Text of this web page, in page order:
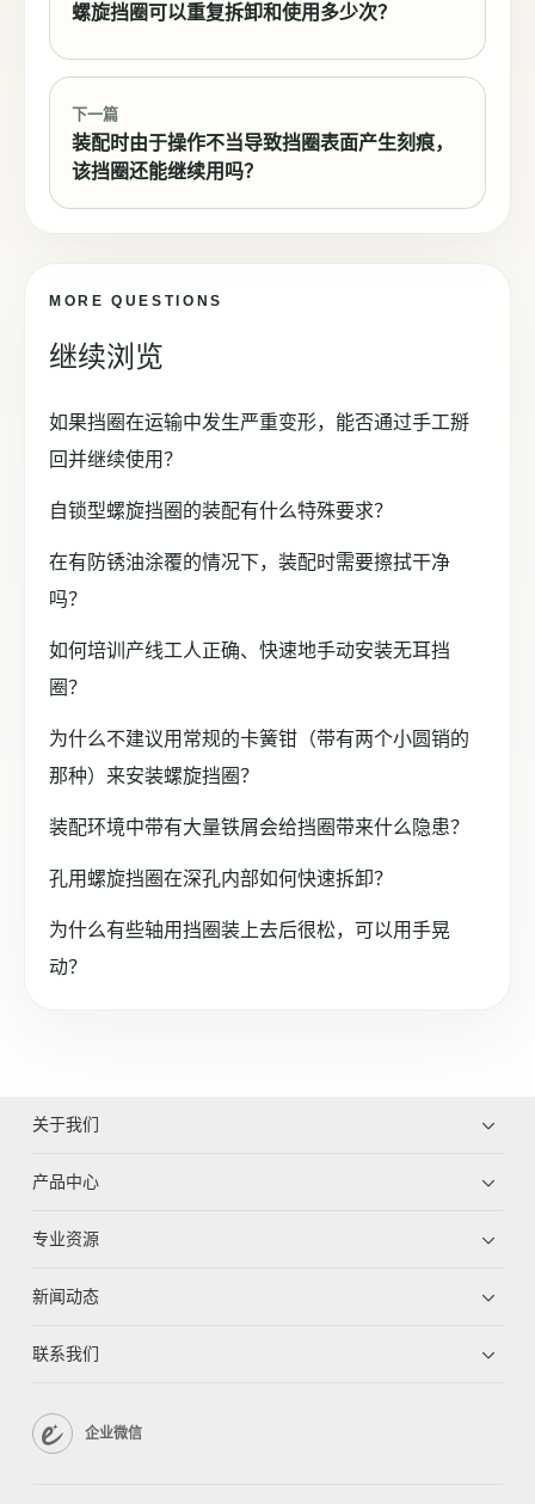
螺旋挡圈可以重复拆卸和使用多少次？
下一篇
装配时由于操作不当导致挡圈表面产生刻痕，
该挡圈还能继续用吗？
MORE QUESTIONS
继续浏览
如果挡圈在运输中发生严重变形，能否通过手工掰
回并继续使用？
自锁型螺旋挡圈的装配有什么特殊要求？
在有防锈油涂覆的情况下，装配时需要擦拭干净
吗？
如何培训产线工人正确、快速地手动安装无耳挡
圈？
为什么不建议用常规的卡簧钳（带有两个小圆销的
那种）来安装螺旋挡圈？
装配环境中带有大量铁屑会给挡圈带来什么隐患？
孔用螺旋挡圈在深孔内部如何快速拆卸？
为什么有些轴用挡圈装上去后很松，可以用手晃
动？
关于我们
产品中心
专业资源
新闻动态
联系我们
企业微信